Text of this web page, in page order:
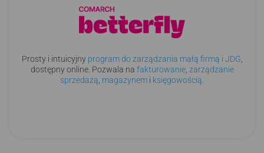
Prosty i intuicyjny program do zarządzania małą firmą i JDG,
dostępny online. Pozwala na fakturowanie, zarządzanie
sprzedażą, magazynem i księgowością.